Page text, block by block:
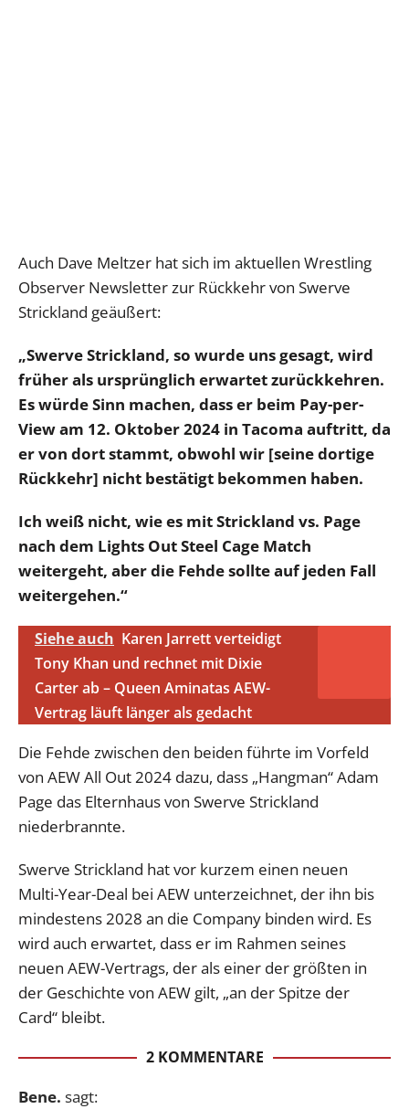
Auch Dave Meltzer hat sich im aktuellen Wrestling
Observer Newsletter zur Rückkehr von Swerve
Strickland geäußert:
„Swerve Strickland, so wurde uns gesagt, wird
früher als ursprünglich erwartet zurückkehren.
Es würde Sinn machen, dass er beim Pay-per-
View am 12. Oktober 2024 in Tacoma auftritt, da
er von dort stammt, obwohl wir [seine dortige
Rückkehr] nicht bestätigt bekommen haben.
Ich weiß nicht, wie es mit Strickland vs. Page
nach dem Lights Out Steel Cage Match
weitergeht, aber die Fehde sollte auf jeden Fall
weitergehen.“
Siehe auch Karen Jarrett verteidigt
Tony Khan und rechnet mit Dixie
Carter ab – Queen Aminatas AEW-
Vertrag läuft länger als gedacht
Die Fehde zwischen den beiden führte im Vorfeld
von AEW All Out 2024 dazu, dass „Hangman“ Adam
Page das Elternhaus von Swerve Strickland
niederbrannte.
Swerve Strickland hat vor kurzem einen neuen
Multi-Year-Deal bei AEW unterzeichnet, der ihn bis
mindestens 2028 an die Company binden wird. Es
wird auch erwartet, dass er im Rahmen seines
neuen AEW-Vertrags, der als einer der größten in
der Geschichte von AEW gilt, „an der Spitze der
Card“ bleibt.
2 KOMMENTARE
Bene. sagt: